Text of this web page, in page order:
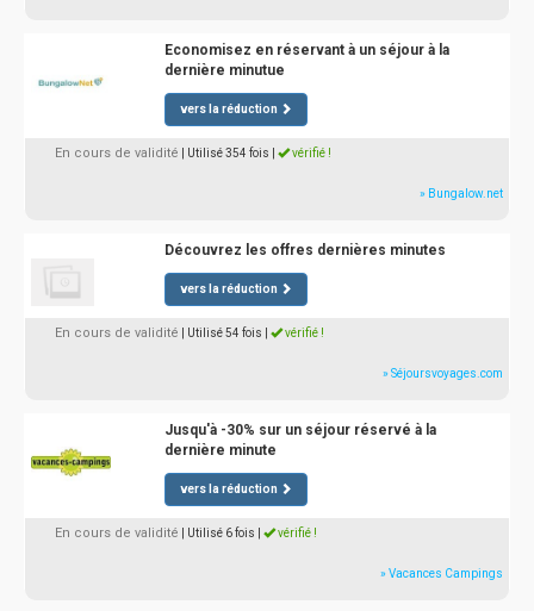
Economisez en réservant à un séjour à la
dernière minutue
vers la réduction
En cours de validité | Utilisé 354 fois vérifié !
» Bungalow.net
Découvrez les offres dernières minutes
vers la réduction
En cours de validité | Utilisé 54 fois vérifié !
» Séjoursvoyages.com
Jusqu'à -30% sur un séjour réservé à la
dernière minute
vers la réduction
En cours de validité | Utilisé 6 fois vérifié !
» Vacances Campings